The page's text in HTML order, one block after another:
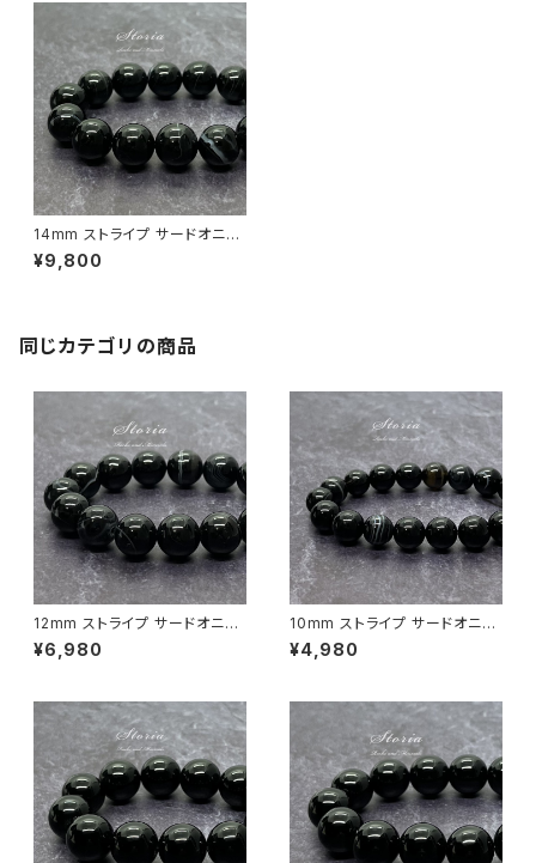
14mm ストライプ サードオニキ
ス（縞瑪瑙）ブレスレット
¥9,800
同じカテゴリの商品
12mm ストライプ サードオニキ
ス（縞瑪瑙）ブレスレット
¥6,980
10mm ストライプ サードオニキ
ス（縞瑪瑙）ブレスレット
¥4,980